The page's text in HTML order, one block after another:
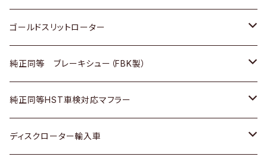
三菱ふそう
ＢＭＷ
三菱ふそう
その他
スバル
マツダ
三菱
スバル
三菱
ダイハツ
マツダ
三菱
スバル
日産
いすゞ
ダイハツ
マツダ
スズキ
日産
ダイハツ
マツダ
ホンダ
日産
いすゞ
ダイハツ
トヨタ
ホンダ
スズキ
日産
ゴールドスリットローター
トヨタ
ホンダ
スズキ
純正同等 ブレーキシュー（FBK製）
ホンダ
スズキ
純正同等HST車検対応マフラー
トヨタ
ディスクローター輸入車